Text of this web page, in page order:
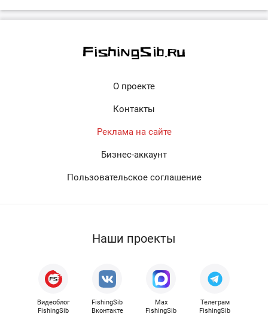
О проекте
Контакты
Реклама на сайте
Бизнес-аккаунт
Пользовательское соглашение
Наши проекты
Видеоблог
FishingSib
FishingSib
Вконтакте
Max
FishingSib
Телеграм
FishingSib